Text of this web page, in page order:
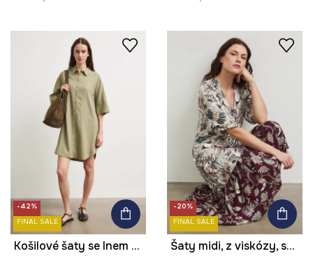
-42%
FINAL SALE
Košilové šaty se lnem hladké
-20%
FINAL SALE
Šaty midi, z viskózy, se vzorem